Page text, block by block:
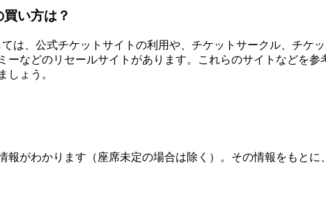
い方は？
は、公式チケットサイトの利用や、チケットサークル、チケ
ーなどのリセールサイトがあります。これらのサイトなどを
しょう。
がわかります（座席未定の場合は除く）。その情報をもと